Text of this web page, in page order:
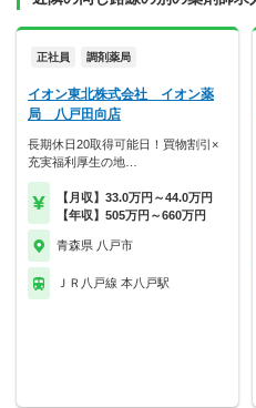
正社員 調剤薬局
イオン東北株式会社 イオン薬
局 八戸田向店
長期休日20取得可能日！買物割引×
充実福利厚生の地…
【月収】33.0万円～44.0万円
【年収】505万円～660万円
青森県 八戸市
ＪＲ八戸線 本八戸駅